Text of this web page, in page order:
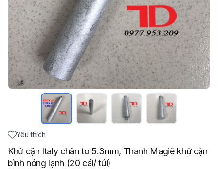
Yêu thích
Khử cặn Italy chân to 5.3mm, Thanh Magiê khử cặn
bình nóng lạnh (20 cái/ túi)